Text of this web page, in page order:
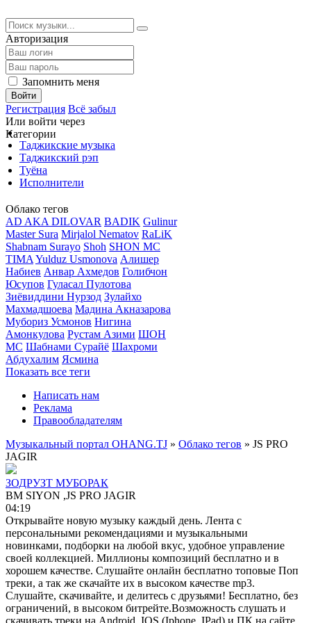
Авторизация
Запомнить меня
Войти
Регистрация Всё забыл
Или войти через
Категории
Таджикские музыка
Таджикский рэп
Туёна
Исполнители
Облако тегов
AD AKA DILOVAR BADIK Gulinur
Master Sura Mirjalol Nematov RaLiK
Shabnam Surayo Shoh SHON MC
TIMA Yulduz Usmonova Алишер
Набиев Анвар Ахмедов Голибчон
Юсупов Гуласал Пулотова
Зиёвиддини Нурзод Зулайхо
Махмадшоева Мадина Акназарова
Мубориз Усмонов Нигина
Амонкулова Рустам Азими ШОН
МС Шабнами Сурайё Шахроми
Абдухалим Ясмина
Показать все теги
Написать нам
Реклама
Правообладателям
Музыкальный портал OHANG.TJ » Облако тегов » JS PRO
JAGIR
ЗОДРУЗТ МУБОРАК
BM SIYON ,JS PRO JAGIR
04:19
Открывайте новую музыку каждый день. Лента с
персональными рекомендациями и музыкальными
новинками, подборки на любой вкус, удобное управление
своей коллекцией. Миллионы композиций бесплатно и в
хорошем качестве. Слушайте онлайн бесплатно топовые Поп
треки, а так же скачайте их в высоком качестве mp3.
Слушайте, скачивайте, и делитесь с друзьями! Бесплатно, без
ограничений, в высоком битрейте.Возможность слушать и
скачивать треки на Android, IOS (Iphone, IPad) и ПК на сайте